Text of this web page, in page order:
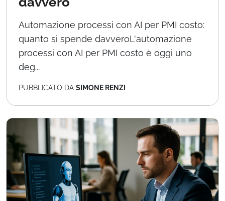
Automazione processi con AI per PMI costo:
quanto si spende davveroL'automazione
processi con AI per PMI costo è oggi uno
deg...
PUBBLICATO DA SIMONE RENZI